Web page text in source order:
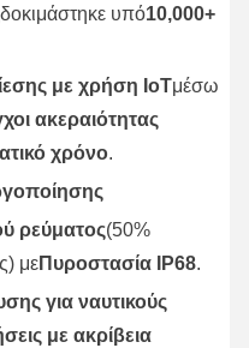
δοκιμάστηκε υπό10,000+
με χρήση IoTμέσω
ακεραιότητας
χρόνο.
ρεύματος(50%
μεΠυροστασία IP68.
για ναυτικούς
με ακρίβεια